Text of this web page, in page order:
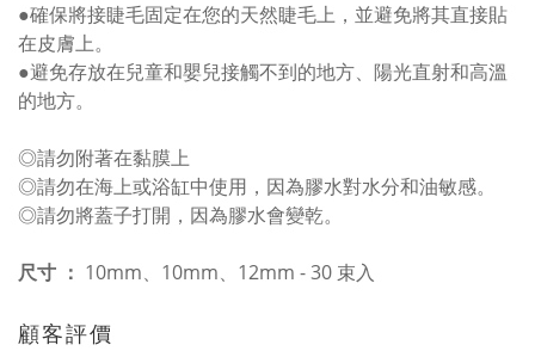
●確保將接睫毛固定在您的天然睫毛上，並避免將其直接貼
在皮膚上。
●避免存放在兒童和嬰兒接觸不到的地方、陽光直射和高溫
的地方。
◎請勿附著在黏膜上
◎請勿在海上或浴缸中使用，因為膠水對水分和油敏感。
◎請勿將蓋子打開，因為膠水會變乾。
尺寸 ： 10mm、10mm、12mm - 30 束入
顧客評價